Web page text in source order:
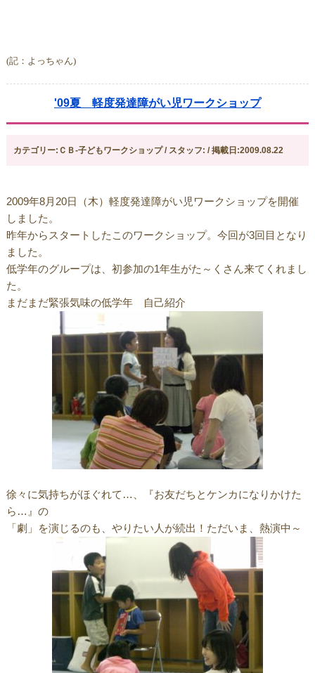
(記：よっちゃん)
'09夏 軽度発達障がい児ワークショップ
カテゴリー:ＣＢ-子どもワークショップ / スタッフ: / 掲載日:2009.08.22
2009年8月20日（木）軽度発達障がい児ワークショップを開催
しました。
昨年からスタートしたこのワークショップ。今回が3回目となり
ました。
低学年のグループは、初参加の1年生がた～くさん来てくれまし
た。
まだまだ緊張気味の低学年 自己紹介
徐々に気持ちがほぐれて…、『お友だちとケンカになりかけた
ら…』の
「劇」を演じるのも、やりたい人が続出！ただいま、熱演中～